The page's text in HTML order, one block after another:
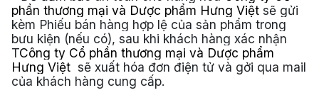
phần thương mại và Dược phẩm Hưng Việt sẽ gửi
kèm Phiếu bán hàng hợp lệ của sản phẩm trong
bưu kiện (nếu có), sau khi khách hàng xác nhận
TCông ty Cổ phần thương mại và Dược phẩm
Hưng Việt sẽ xuất hóa đơn điện tử và gởi qua mail
của khách hàng cung cấp.